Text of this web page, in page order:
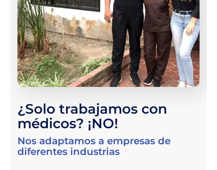
¿Solo trabajamos con
médicos? ¡NO!
Nos adaptamos a empresas de
diferentes industrias